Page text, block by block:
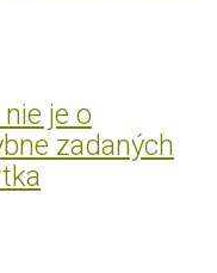
je o
zadaných